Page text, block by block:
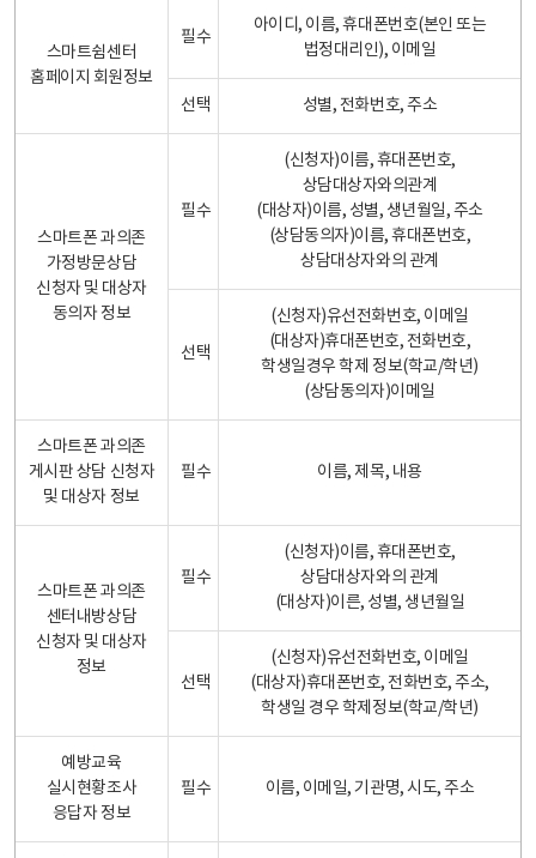
스마트쉼센터
홈페이지 회원정보
필수
아이디, 이름, 휴대폰번호(본인 또는
법정대리인), 이메일
선택 성별, 전화번호, 주소
스마트폰 과의존
가정방문상담
신청자 및 대상자
동의자 정보
필수
(신청자)이름, 휴대폰번호,
상담대상자와의관계
(대상자)이름, 성별, 생년월일, 주소
(상담동의자)이름, 휴대폰번호,
상담대상자와의 관계
선택
(신청자)유선전화번호, 이메일
(대상자)휴대폰번호, 전화번호,
학생일경우 학제 정보(학교/학년)
(상담동의자)이메일
스마트폰 과의존
게시판 상담 신청자
및 대상자 정보
필수 이름, 제목, 내용
스마트폰 과의존
센터내방상담
신청자 및 대상자
정보
필수
(신청자)이름, 휴대폰번호,
상담대상자와의 관계
(대상자)이른, 성별, 생년월일
선택
(신청자)유선전화번호, 이메일
(대상자)휴대폰번호, 전화번호, 주소,
학생일 경우 학제정보(학교/학년)
예방교육
실시현황조사
응답자 정보
필수 이름, 이메일, 기관명, 시도, 주소